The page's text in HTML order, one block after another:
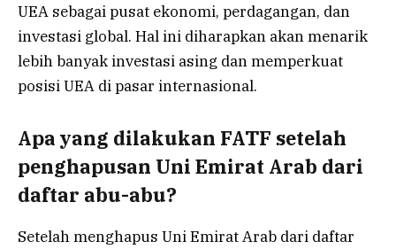
UEA sebagai pusat ekonomi, perdagangan, dan
investasi global. Hal ini diharapkan akan menarik
lebih banyak investasi asing dan memperkuat
posisi UEA di pasar internasional.
Apa yang dilakukan FATF setelah
penghapusan Uni Emirat Arab dari
daftar abu-abu?
Setelah menghapus Uni Emirat Arab dari daftar